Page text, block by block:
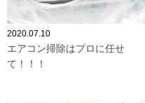
2020.07.10
エアコン掃除はプロに任せ
て！！！